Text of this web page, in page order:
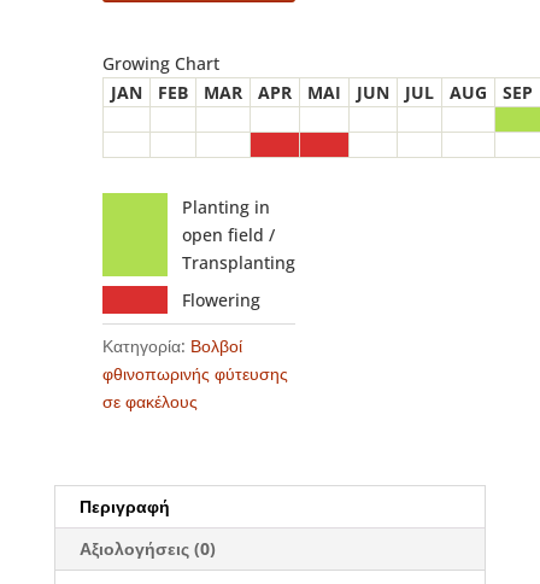
Growing Chart
JAN
FEB MAR APR MAI JUN JUL AUG SEP
Planting in
open field /
Transplanting
Flowering
Κατηγορία: Βολβοί
φθινοπωρινής φύτευσης
σε φακέλους
Περιγραφή
Αξιολογήσεις (0)